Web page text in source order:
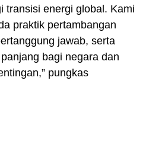
transisi energi global. Kami
praktik pertambangan
jawab, serta
bagi negara dan
pungkas